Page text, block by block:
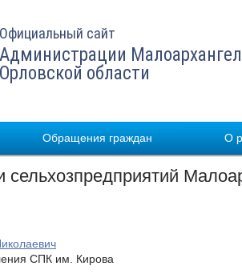
Официальный сайт
Администрации
Орловской области
Обращения граждан О
сельхозпредприятий
СПК им. Кирова